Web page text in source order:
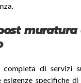
muratura
completa di servizi
esigenze specifiche